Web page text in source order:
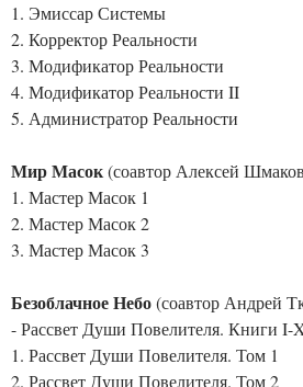
1. Эмиссар Системы
2. Корректор Реальности
3. Модификатор Реальности
4. Модификатор Реальности II
5. Администратор Реальности
Мир Масок(соавтор Алексей
1. Мастер Масок 1
2. Мастер Масок 2
3. Мастер Масок 3
Безоблачное Небо(соавтор Андрей
- Рассвет Души Повелителя. Книги
1. Рассвет Души Повелителя. Том 1
2. Рассвет Души Повелителя. Том 2